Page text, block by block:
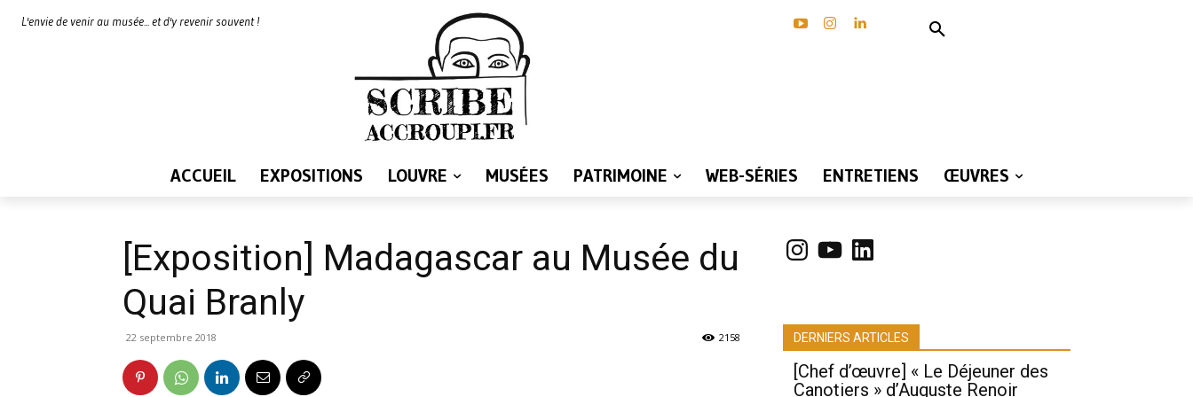
L'envie de venir au musée... et d'y revenir souvent !
ACCUEIL EXPOSITIONS LOUVRE MUSÉES PATRIMOINE WEB-SÉRIES ENTRETIENS ŒUVRES
[Exposition] Madagascar au Musée du
Quai Branly
22 septembre 2018 2158
Instagram
YouTubeLinkedIn
DERNIERS ARTICLES
[Chef d’œuvre] « Le Déjeuner des
Canotiers » d’Auguste Renoir